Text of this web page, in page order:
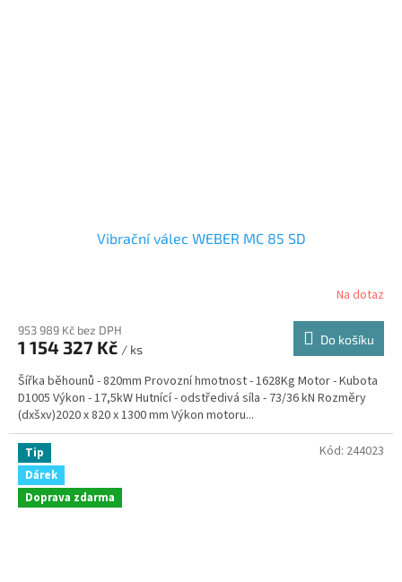
Vibrační válec WEBER MC 85 SD
Na dotaz
953 989 Kč bez DPH
1 154 327 Kč / ks
Do košíku
Šířka běhounů - 820mm Provozní hmotnost - 1628Kg Motor - Kubota
D1005 Výkon - 17,5kW Hutnící - odstředivá síla - 73/36 kN Rozměry
(dxšxv)2020 x 820 x 1300 mm Výkon motoru...
Tip
Dárek
Doprava zdarma
Kód: 244023